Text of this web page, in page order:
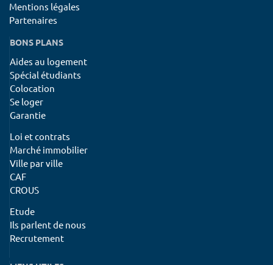
Mentions légales
Partenaires
BONS PLANS
Aides au logement
Spécial étudiants
Colocation
Se loger
Garantie
Loi et contrats
Marché immobilier
Ville par ville
CAF
CROUS
Etude
Ils parlent de nous
Recrutement